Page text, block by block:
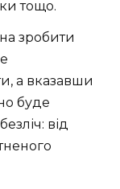
тощо.
зробити
а вказавши
буде
від